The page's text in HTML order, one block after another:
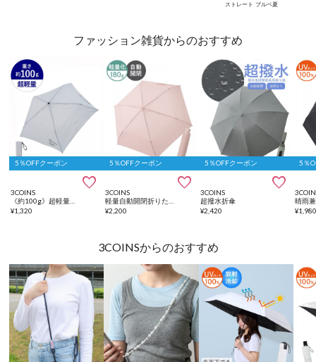
ストレート ブルベ夏
ファッション雑貨からのおすすめ
5％OFFクーポン

3COINS
¥1,320
5％OFFクーポン

3COINS
¥2,200
5％OFFクーポン

3COINS
超撥水折傘
¥2,420
5％
¥
3COINSからのおすすめ